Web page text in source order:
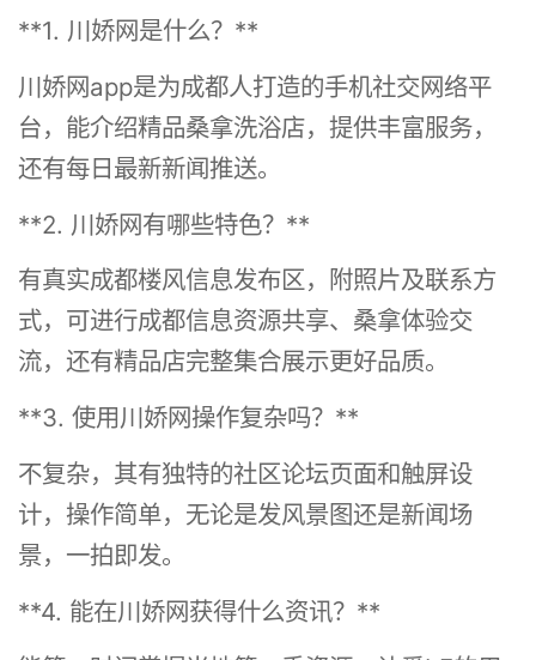
**1. 川娇网是什么？**
川娇网app是为成都人打造的手机社交网络平
台，能介绍精品桑拿洗浴店，提供丰富服务，
还有每日最新新闻推送。
**2. 川娇网有哪些特色？**
有真实成都楼风信息发布区，附照片及联系方
式，可进行成都信息资源共享、桑拿体验交
流，还有精品店完整集合展示更好品质。
**3. 使用川娇网操作复杂吗？**
不复杂，其有独特的社区论坛页面和触屏设
计，操作简单，无论是发风景图还是新闻场
景，一拍即发。
**4. 能在川娇网获得什么资讯？**